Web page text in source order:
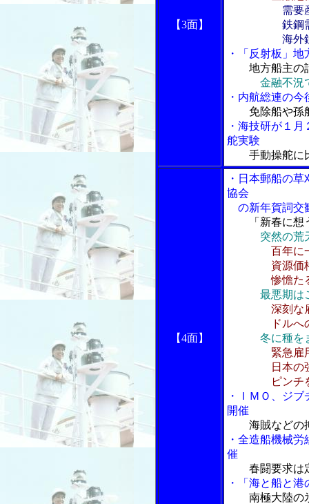
【3面】
需要
鉄鋼需給動
海外鉄鋼
・「反射板」地
地方船主の
金融不況
・内航総連の
免除船や孫
・海技研が１
舵実験
手動操舵に
【4面】
・日本郵船の
協会
の新年賀詞交
「新春に
突然の荒
百年に
資源価格の
惨憺たる海
最悪期は
深刻な
ドルへの信
冬に種を
緊急雇
日本の強
ピンチを
・ＩＭＯ、ジ
開催
海賊などの
・全造船機械
催
春闘要求は
・「海と船と
南極大陸